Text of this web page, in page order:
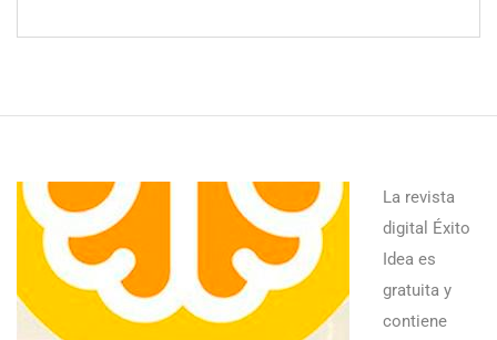
La revista
digital Éxito
Idea es
gratuita y
contiene